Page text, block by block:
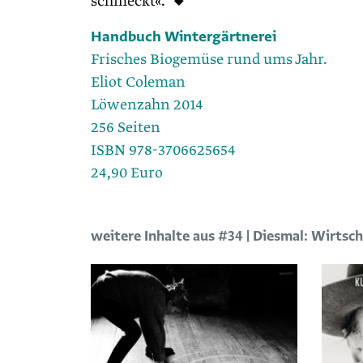
Handbuch Wintergärtnerei
Frisches Biogemüse rund ums Jahr.
Eliot Coleman
Löwenzahn 2014
256 Seiten
ISBN 978-3706625654
24,90 Euro
weitere Inhalte aus #34 | Diesmal: